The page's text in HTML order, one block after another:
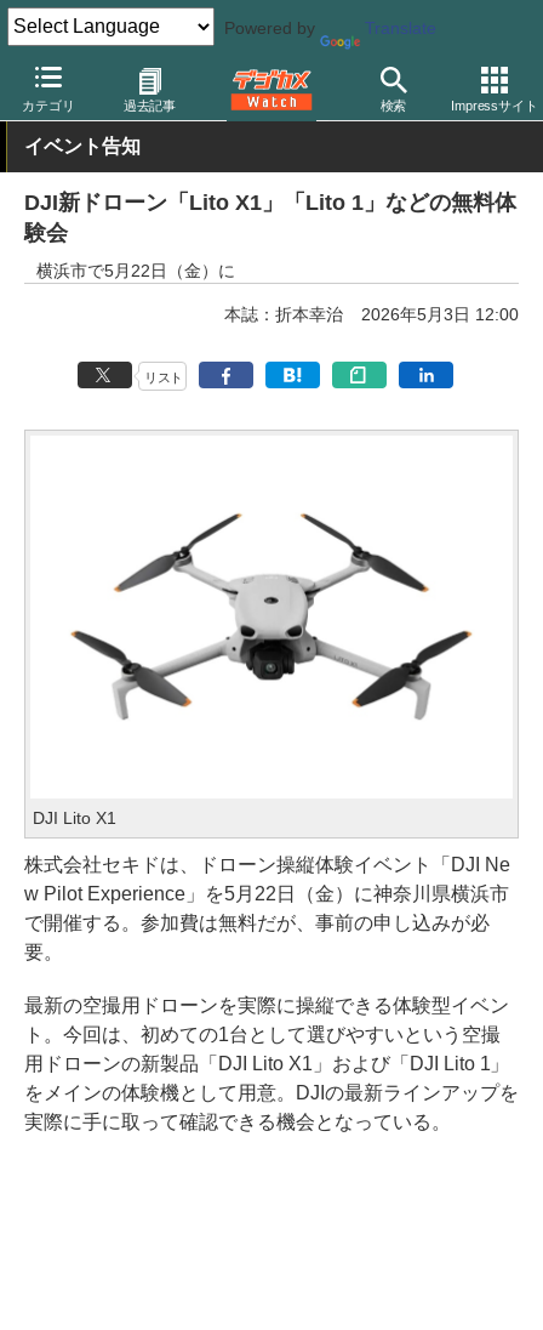
Powered by Translate
カテゴリ 過去記事 検索 Impressサイト
デジカメ Watch 撮影用品 ドローン
イベント告知
DJI新ドローン「Lito X1」「Lito 1」などの無料体
験会
横浜市で5月22日（金）に
本誌：折本幸治 2026年5月3日 12:00
リスト
DJI Lito X1
株式会社セキドは、ドローン操縦体験イベント「DJI Ne
w Pilot Experience」を5月22日（金）に神奈川県横浜市
で開催する。参加費は無料だが、事前の申し込みが必
要。
最新の空撮用ドローンを実際に操縦できる体験型イベン
ト。今回は、初めての1台として選びやすいという空撮
用ドローンの新製品「DJI Lito X1」および「DJI Lito 1」
をメインの体験機として用意。DJIの最新ラインアップを
実際に手に取って確認できる機会となっている。